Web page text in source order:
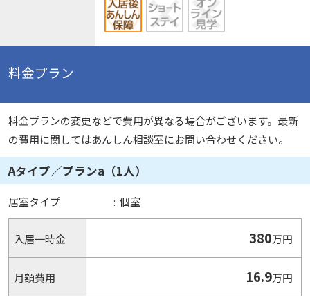
料金プラン
料金プランの変更などで費用が異なる場合がございます。最新
の費用に関してはあんしん相談室にお問い合わせください。
Aタイプ／プランa（1人）
居室タイプ : 個室
入居一時金 380万円
月額費用 16.9万円